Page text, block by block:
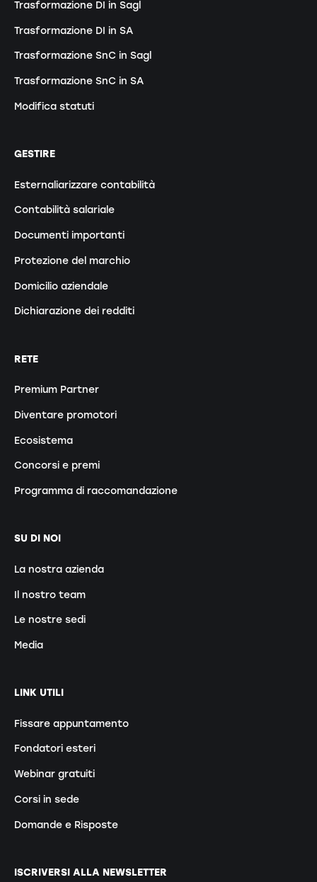
Trasformazione DI in Sagl
Trasformazione DI in SA
Trasformazione SnC in Sagl
Trasformazione SnC in SA
Modifica statuti
GESTIRE
Esternaliarizzare contabilità
Contabilità salariale
Documenti importanti
Protezione del marchio
Domicilio aziendale
Dichiarazione dei redditi
RETE
Premium Partner
Diventare promotori
Ecosistema
Concorsi e premi
Programma di raccomandazione
SU DI NOI
La nostra azienda
Il nostro team
Le nostre sedi
Media
LINK UTILI
Fissare appuntamento
Fondatori esteri
Webinar gratuiti
Corsi in sede
Domande e Risposte
ISCRIVERSI ALLA NEWSLETTER